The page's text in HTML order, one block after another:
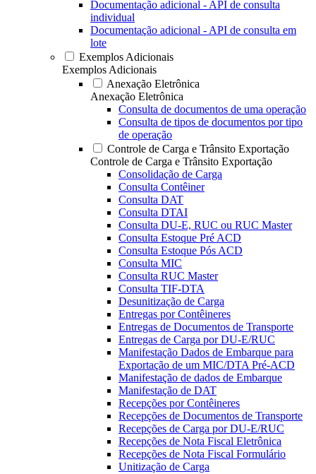
Documentação adicional - API de consulta
individual
Documentação adicional - API de consulta em
lote
Exemplos Adicionais
Exemplos Adicionais
Anexação Eletrônica
Anexação Eletrônica
Consulta de documentos de uma operação
Consulta de tipos de documentos por tipo
de operação
Controle de Carga e Trânsito Exportação
Controle de Carga e Trânsito Exportação
Consolidação de Carga
Consulta Contêiner
Consulta DAT
Consulta DTAI
Consulta DU-E, RUC ou RUC Master
Consulta Estoque Pré ACD
Consulta Estoque Pós ACD
Consulta MIC
Consulta RUC Master
Consulta TIF-DTA
Desunitização de Carga
Entregas por Contêineres
Entregas de Documentos de Transporte
Entregas de Carga por DU-E/RUC
Manifestação Dados de Embarque para
Exportação de um MIC/DTA Pré-ACD
Manifestação de dados de Embarque
Manifestação de DAT
Recepções por Contêineres
Recepções de Documentos de Transporte
Recepções de Carga por DU-E/RUC
Recepções de Nota Fiscal Eletrônica
Recepções de Nota Fiscal Formulário
Unitização de Carga